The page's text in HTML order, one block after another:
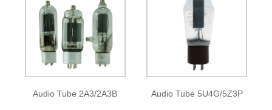
Audio Tube 2A3/2A3B Audio Tube 5U4G/5Z3P